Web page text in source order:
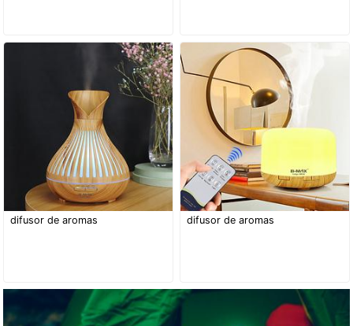
difusor de aromas difusor de aromas